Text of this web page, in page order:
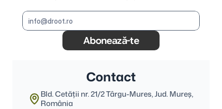
Abonează-te
Contact
Bld. Cetății nr. 21/2 Târgu-Mures, Jud. Mureş,
România